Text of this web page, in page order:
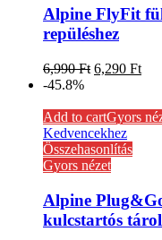
Alpine FlyFit
repüléshez
6,990Ft 6,290 Ft
-45.8%
Add to cartGyors
Kedvencekhez
Összehasonlítás
Gyors nézet
Alpine
kulcstartós